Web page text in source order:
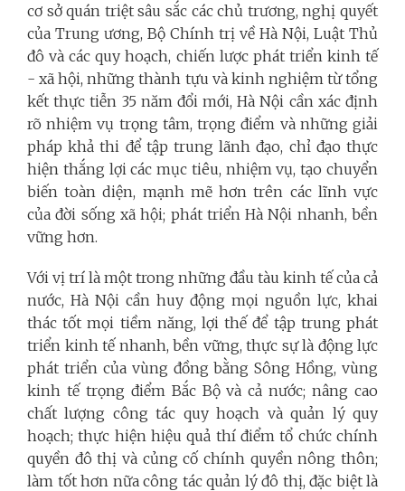
cơ sở quán triệt sâu sắc các chủ trương, nghị quyết
của Trung ương, Bộ Chính trị về Hà Nội, Luật Thủ
đô và các quy hoạch, chiến lược phát triển kinh tế
- xã hội, những thành tựu và kinh nghiệm từ tổng
kết thực tiễn 35 năm đổi mới, Hà Nội cần xác định
rõ nhiệm vụ trọng tâm, trọng điểm và những giải
pháp khả thi để tập trung lãnh đạo, chỉ đạo thực
hiện thắng lợi các mục tiêu, nhiệm vụ, tạo chuyển
biến toàn diện, mạnh mẽ hơn trên các lĩnh vực
của đời sống xã hội; phát triển Hà Nội nhanh, bền
vững hơn.
Với vị trí là một trong những đầu tàu kinh tế của cả
nước, Hà Nội cần huy động mọi nguồn lực, khai
thác tốt mọi tiềm năng, lợi thế để tập trung phát
triển kinh tế nhanh, bền vững, thực sự là động lực
phát triển của vùng đồng bằng Sông Hồng, vùng
kinh tế trọng điểm Bắc Bộ và cả nước; nâng cao
chất lượng công tác quy hoạch và quản lý quy
hoạch; thực hiện hiệu quả thí điểm tổ chức chính
quyền đô thị và củng cố chính quyền nông thôn;
làm tốt hơn nữa công tác quản lý đô thị, đặc biệt là